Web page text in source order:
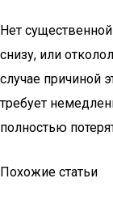
Нет
снизу, или
случае причиной
требует
полностью
Похожие статьи